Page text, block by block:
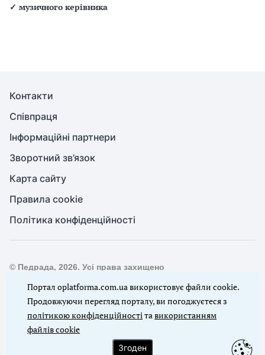
✓ музичного керівника
Контакти
Співпраця
Інформаційні партнери
Зворотний зв’язок
Карта сайту
Правила cookie
Політика конфіденційності
© Педрада, 2026. Усі права захищено
Повне або часткове копіювання будь-яких матеріалів сайту,
цитування, публікація їх анотованих оглядів допускаються
лише з письмового дозволу редакції сайту Педрада
Ми в соцмережах
Портал oplatforma.com.ua використовує файли cookie.
Продовжуючи перегляд порталу, ви погоджуєтеся з
політикою конфіденційностітавикористанням
файлів cookie
Згоден